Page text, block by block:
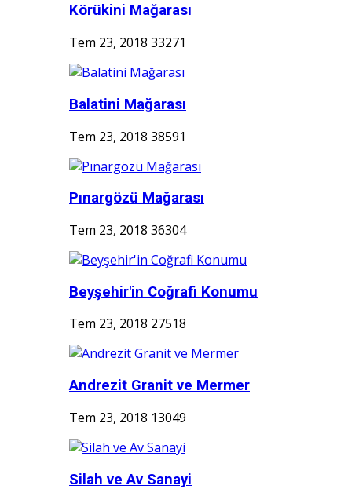
Körükini Mağarası
Tem 23, 2018 33271
Balatini Mağarası
Tem 23, 2018 38591
Pınargözü Mağarası
Tem 23, 2018 36304
Beyşehir'in Coğrafi Konumu
Tem 23, 2018 27518
Andrezit Granit ve Mermer
Tem 23, 2018 13049
Silah ve Av Sanayi